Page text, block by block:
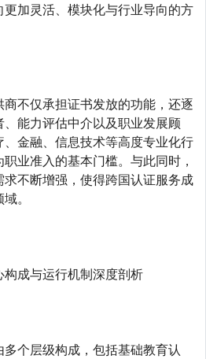
加灵活、模块化与行业导向的方
不仅承担证书发放的功能，还逐
能力评估中介以及职业发展顾
金融、信息技术等高度专业化行
业准入的基本门槛。与此同时，
不断增强，使得跨国认证服务成
。
成与运行机制深度剖析
个层级构成，包括基础教育认